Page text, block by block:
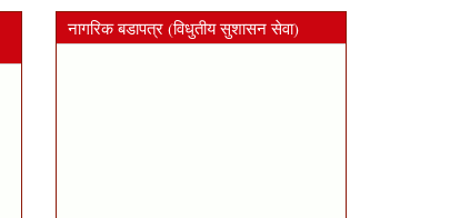
नागरिक बडापत्र (विधुतीय सुशासन सेवा)